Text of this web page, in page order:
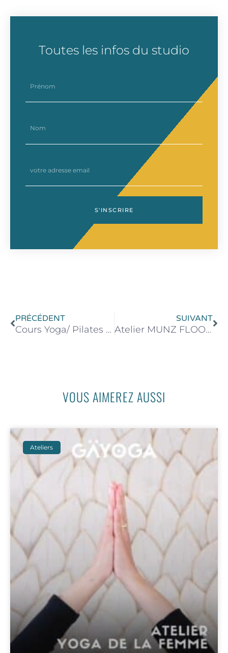
Toutes les infos du studio
S'INSCRIRE
PRÉCÉDENT
Cours Yoga/ Pilates au Maybourne Riviera – 23 avril 2023 de 09h30 à 10h30
SUIVANT
Atelier MUNZ FLOOR® – 22 avril 2023 de 16h00 à 18h00
VOUS AIMEREZ AUSSI
Ateliers